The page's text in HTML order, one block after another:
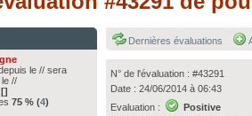
le // sera
le //
[]
75 % (4)
Dernières évaluations
N° de l'évaluation : #43291
Date : 24/06/2014 à 06:43
Evaluation :
Positive